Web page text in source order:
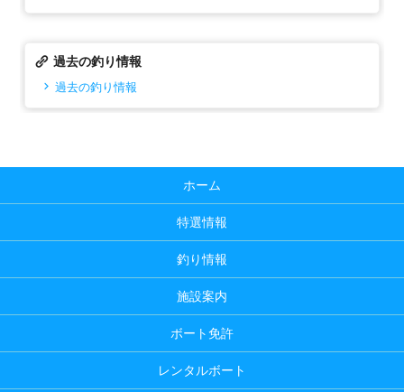
過去の釣り情報
過去の釣り情報
ホーム
特選情報
釣り情報
施設案内
ボート免許
レンタルボート